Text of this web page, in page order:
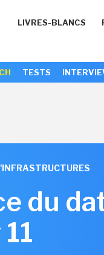
LIVRES-BLANCS
TESTS
du